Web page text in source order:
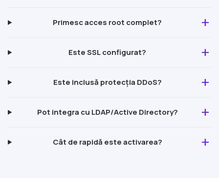
Primesc acces root complet? add
EsteSSLconfigurat? add
Este inclusă protecția DDoS? add
Pot integra cu LDAP/Active Directory? add
Cât de rapidă este activarea? add